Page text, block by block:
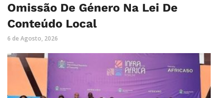
Omissão De Género Na Lei De
Conteúdo Local
6 de Agosto, 2026